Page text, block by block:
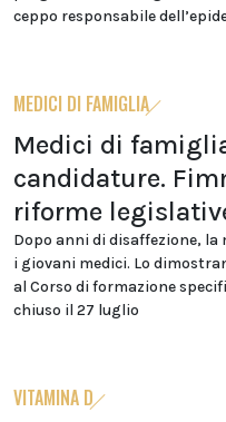
ceppo responsabile
MEDICI DI FAMIGLIA
Medici di
candidature.
riforme
Dopo anni di disaffezione,
i giovani medici. Lo
al Corso di formazione
chiuso il 27 luglio
VITAMINA D